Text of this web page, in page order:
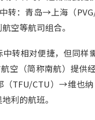
转：青岛→上海（
空等航司组合。
中转相对便捷，但同
航空（简称南航）提
TFU/CTU）→维也纳
利的航班。